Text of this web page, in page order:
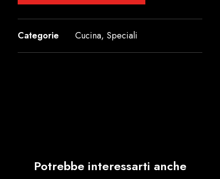
Categorie Cucina, Speciali
Potrebbe interessarti anche